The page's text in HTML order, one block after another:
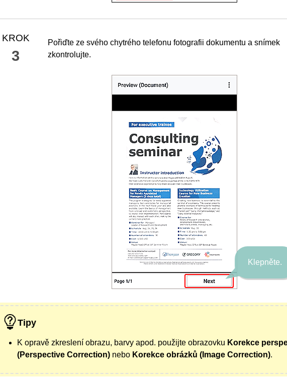
KROK
3
Pořiďte ze svého chytrého telefonu fotografii dokumentu a snímek
zkontrolujte.
Klepněte.
Tipy
K opravě zkreslení obrazu, barvy apod. použijte obrazovku Korekce
(Perspective Correction)nebo Korekce obrázků (Image Correction).